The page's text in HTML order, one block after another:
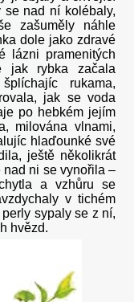
nad ní kolébaly,
zašuměly náhle
dole jako zdravé
lázni pramenitých
jak rybka začala
rukama,
jak se voda
po hebkém jejím
milována vlnami,
hlaďounké své
ještě několikrát
ni se vynořila –
a vzhůru se
v tichém
sypaly se z ní,
hvězd.